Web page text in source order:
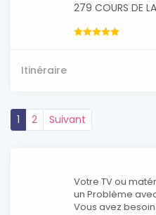
279 COURS DE
Itinéraire
1 2 Suivant
Votre TV ou
un Problème
Vous avez